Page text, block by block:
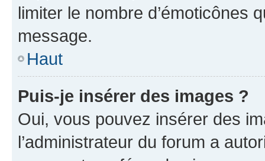
limiter le nombre d’émoticônes
message.
Haut
Puis-je insérer des images ?
Oui, vous pouvez insérer des
l’administrateur du forum a